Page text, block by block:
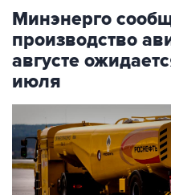
Минэнерго
производство
августе
июля